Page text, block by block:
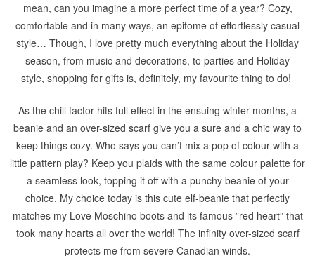
mean, can you imagine a more perfect time of a year? Cozy,
comfortable and in many ways, an epitome of effortlessly casual
style… Though, I love pretty much everything about the Holiday
season, from music and decorations, to parties and Holiday
style, shopping for gifts is, definitely, my favourite thing to do!
As the chill factor hits full effect in the ensuing winter months, a
beanie and an over-sized scarf give you a sure and a chic way to
keep things cozy. Who says you can’t mix a pop of colour with a
little pattern play? Keep you plaids with the same colour palette for
a seamless look, topping it off with a punchy beanie of your
choice. My choice today is this cute elf-beanie that perfectly
matches my Love Moschino boots and its famous ”red heart” that
took many hearts all over the world! The infinity over-sized scarf
protects me from severe Canadian winds.